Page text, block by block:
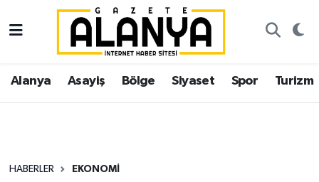
Alanya Asayiş Bölge Siyaset Spor Turizm
HABERLER EKONOMI
Alanya
Asayiş
Siyaset
İstanbul Nöbetçi Eczaneler
İstanbul Hava Durumu
Süper Lig Puan Durumu ve Fikstür